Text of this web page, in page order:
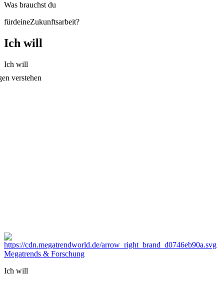
Was brauchst du
fürdeineZukunftsarbeit?
Ich will
Ich will
verstehen
Megatrends & Forschung
Ich will